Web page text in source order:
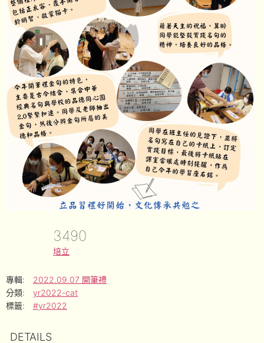
3490
培立
專輯:
2022.09.07 開筆禮
分類:
yr2022-cat
標籤:
#yr2022
DETAILS